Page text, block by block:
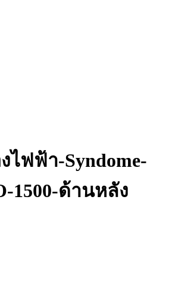
ไฟฟ้า-Syndome-
1500-ด้านหลัง